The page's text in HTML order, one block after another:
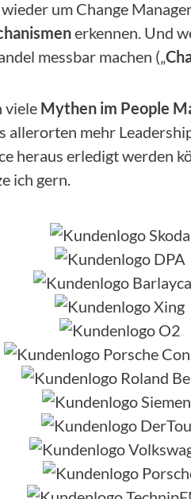
um Change
erkennen. Und
messbar machen („
viele Mythen im People
mehr
heraus erledigt werden
ich gern.